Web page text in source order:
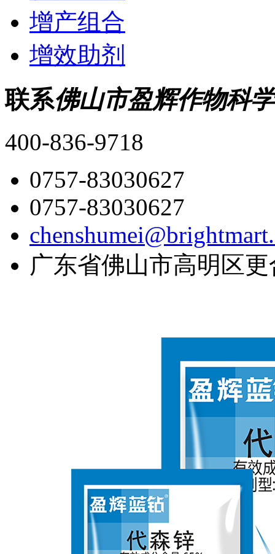
增产组合
增效助剂
联系佛山市盈辉作物科
400-836-9718
0757-83030627
0757-83030627
广东省佛山市高明区